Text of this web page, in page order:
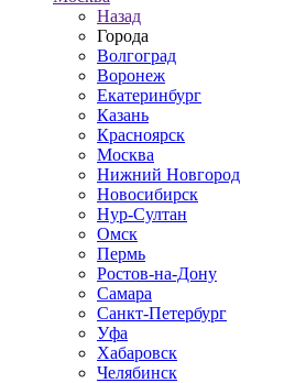
Назад
Города
Волгоград
Воронеж
Екатеринбург
Казань
Красноярск
Москва
Нижний Новгород
Новосибирск
Нур-Султан
Омск
Пермь
Ростов-на-Дону
Самара
Санкт-Петербург
Уфа
Хабаровск
Челябинск